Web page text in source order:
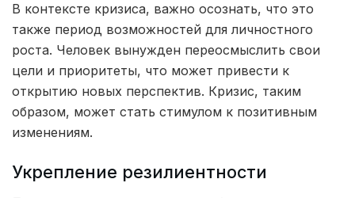
В контексте кризиса, важно осознать, что это
также период возможностей для личностного
роста. Человек вынужден переосмыслить свои
цели и приоритеты, что может привести к
открытию новых перспектив. Кризис, таким
образом, может стать стимулом к позитивным
изменениям.
Укрепление резилиентности